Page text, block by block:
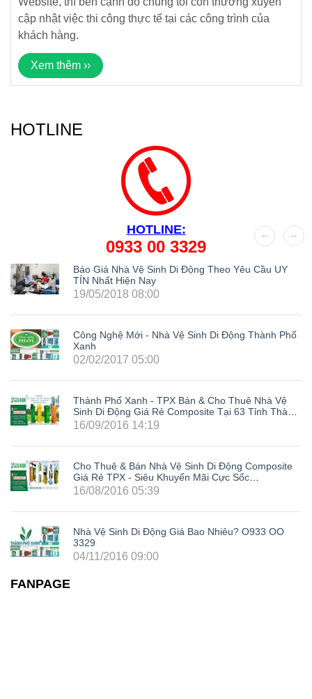
cập nhật việc thi công thực tế tại các công trình của
khách hàng.
Xem thêm ››
HOTLINE
HOTLINE:
0933 00 3329
Báo Giá Nhà Vệ Sinh Di Động Theo Yêu Cầu UY
TÍN Nhất Hiện Nay
19/05/2018 08:00
Công Nghệ Mới - Nhà Vệ Sinh Di Động Thành Phố
Xanh
02/02/2017 05:00
Thành Phố Xanh - TPX Bán & Cho Thuê Nhà Vệ
Sinh Di Động Giá Rẻ Composite Tại 63 Tỉnh Thành
Trong Cả Nước: Hà Nội, Hải Phòng, Hồ Chí Minh,
- Vũng Tàu, Tây Ninh, Bình Phước, Lâm Đồng,
16/09/2016 14:19
Cho Thuê & Bán Nhà Vệ Sinh Di Động Composite
Giá Rẻ TPX - Siêu Khuyến Mãi Cực Sốc
LH0933003329
16/08/2016 05:39
Nhà Vệ Sinh Di Động Giá Bao Nhiêu? O933 OO
3329
04/11/2016 09:00
FANPAGE